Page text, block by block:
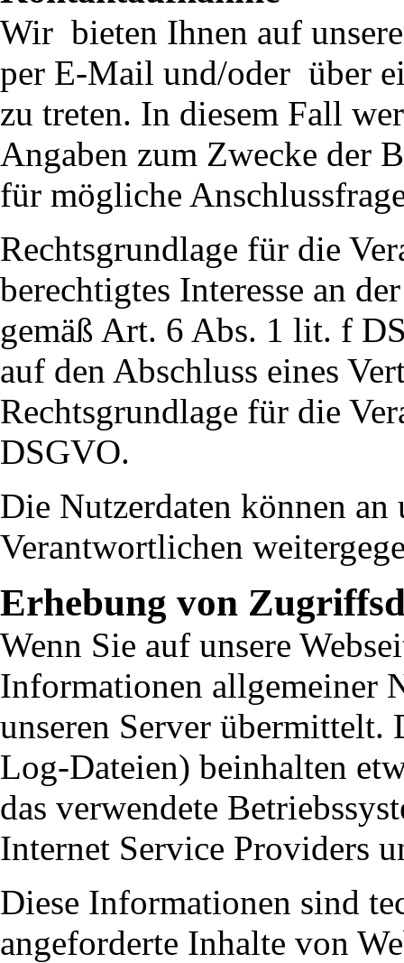
Wir bieten Ihnen auf
per E-Mail und/oder über
zu treten. In diesem Fall
Angaben zum Zwecke der
für mögliche
Rechtsgrundlage für die
berechtigtes Interesse an
gemäß Art. 6 Abs. 1 lit. f
auf den Abschluss eines
Rechtsgrundlage für die
DSGVO.
Die Nutzerdaten können an
Verantwortlichen
Erhebung von
Wenn Sie auf unsere
Informationen allgemeiner
unseren Server übermittelt.
Log-Dateien) beinhalten
das verwendete
Internet Service Providers
Diese Informationen sind
angeforderte Inhalte von